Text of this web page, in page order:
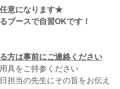
意になります★
ブースで自習OKです！
方は事前にご連絡ください
具をご持参ください
担当の先生にその旨をお伝え